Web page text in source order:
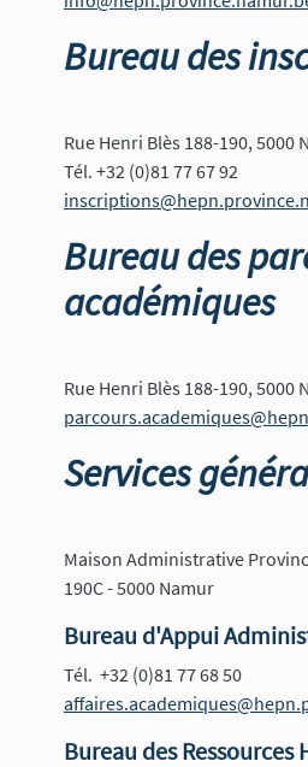
Bureau des
Rue Henri Blès 188-190, 5000
Tél. +32 (0)81 77 67 92
Bureau des
académiques
Rue Henri Blès 188-190, 5000
Services
Maison Administrative
190C - 5000 Namur
Bureau d'Appui
Tél. +32 (0)81 77 68 50
Bureau des Ressources